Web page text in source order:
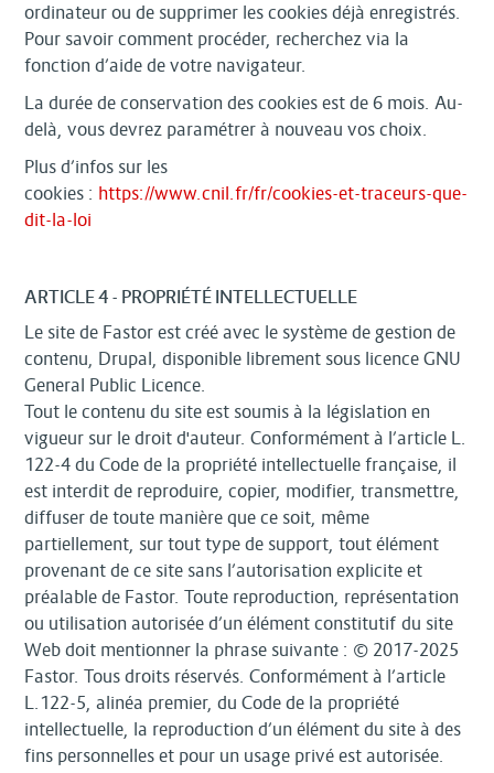
ordinateur ou de supprimer les cookies déjà enregistrés.
Pour savoir comment procéder, recherchez via la
fonction d’aide de votre navigateur.
La durée de conservation des cookies est de 6 mois. Au-
delà, vous devrez paramétrer à nouveau vos choix.
Plus d’infos sur les
cookies : https://www.cnil.fr/fr/cookies-et-traceurs-que-
dit-la-loi
ARTICLE 4 - PROPRIÉTÉ INTELLECTUELLE
Le site de Fastor est créé avec le système de gestion de
contenu, Drupal, disponible librement sous licence GNU
General Public Licence.
Tout le contenu du site est soumis à la législation en
vigueur sur le droit d'auteur. Conformément à l’article L.
122-4 du Code de la propriété intellectuelle française, il
est interdit de reproduire, copier, modifier, transmettre,
diffuser de toute manière que ce soit, même
partiellement, sur tout type de support, tout élément
provenant de ce site sans l’autorisation explicite et
préalable de Fastor. Toute reproduction, représentation
ou utilisation autorisée d’un élément constitutif du site
Web doit mentionner la phrase suivante : © 2017-2025
Fastor. Tous droits réservés. Conformément à l’article
L.122-5, alinéa premier, du Code de la propriété
intellectuelle, la reproduction d’un élément du site à des
fins personnelles et pour un usage privé est autorisée.